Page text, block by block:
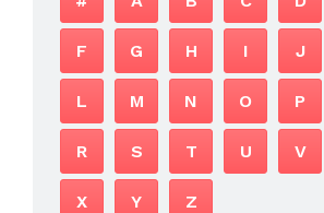
F G H I J
L M N O P
R S T U V
X Y Z